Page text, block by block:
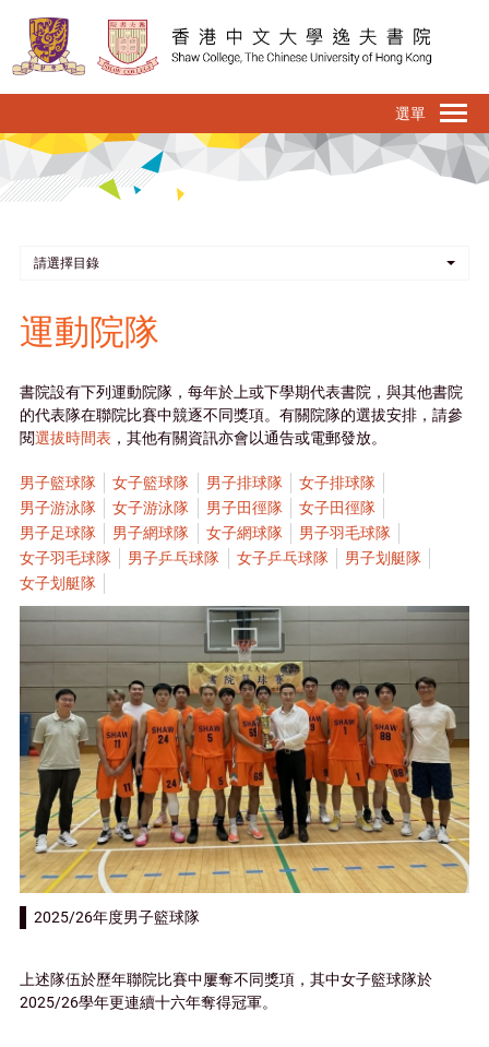
請選擇目錄
運動院隊
書院設有下列運動院隊，每年於上或下學期代表書院，與其他書院
的代表隊在聯院比賽中競逐不同獎項。有關院隊的選拔安排，請參
閱選拔時間表 ，其他有關資訊亦會以通告或電郵發放。
男子籃球隊 女子籃球隊 男子排球隊
女子排球隊
男子游泳隊
女子游泳隊 男子田徑隊
女子田徑隊
男子足球隊
男子網球隊 女子網球隊
男子羽毛球隊
女子羽毛球隊
男子乒乓球隊 女子乒乓球隊
男子划艇隊
女子划艇隊
2025/26年度男子籃球隊
上述隊伍於歷年聯院比賽中屢奪不同獎項，其中女子籃球隊於
2025/26學年更連續十六年奪得冠軍。